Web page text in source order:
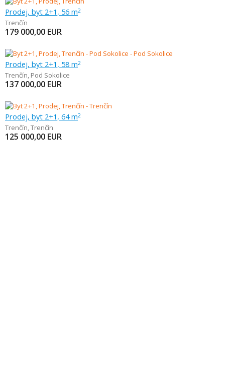
Prodej, byt 2+1, 56 m2
Trenčín
179 000,00 EUR
Prodej, byt 2+1, 58 m2
Trenčín, Pod Sokolice
137 000,00 EUR
Prodej, byt 2+1, 64 m2
Trenčín,Trenčín
125 000,00 EUR